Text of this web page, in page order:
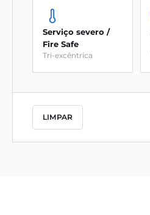
Serviço severo /
Fire Safe
Tri-excêntrica
LIMPAR